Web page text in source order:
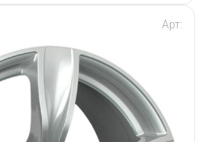
Арт: